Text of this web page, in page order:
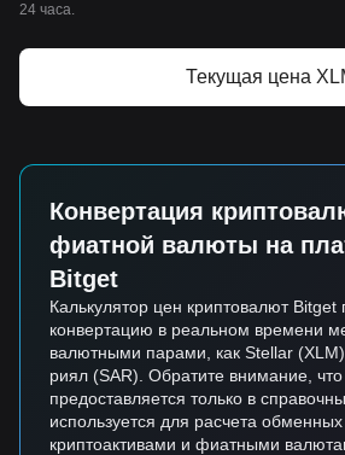
24 часа.
Текущая цена
Конвертация
фиатной валюты на
Bitget
Калькулятор цен криптовалют Bitget
конвертацию в реальном времени
валютными парами, как Stellar
риял (SAR). Обратите внимание, что
предоставляется только в
используется для расчета
криптоактивами и фиатными